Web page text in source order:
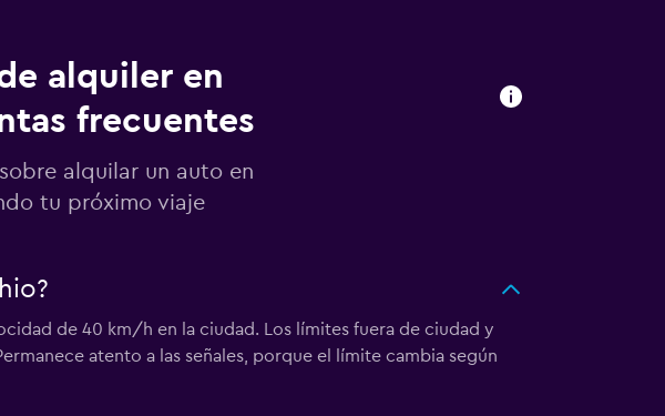
alquiler en
frecuentes
alquilar un auto en
tu próximo viaje
de 40 km/h en la ciudad. Los límites fuera de ciudad y
atento a las señales, porque el límite cambia según